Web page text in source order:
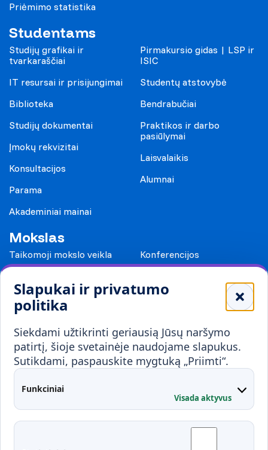
Slapukai ir privatumo
politika
Siekdami užtikrinti geriausią Jūsų naršymo
patirtį, šioje svetainėje naudojame slapukus.
Sutikdami, paspauskite mygtuką „Priimti“.
Funkciniai
Visada aktyvus
Priėmimo statistika
Studentams
Studijų grafikai ir
tvarkaraščiai
IT resursai ir prisijungimai
Biblioteka
Studijų dokumentai
Įmokų rekvizitai
Konsultacijos
Parama
Akademiniai mainai
Pirmakursio gidas | LSP ir
ISIC
Studentų atstovybė
Bendrabučiai
Praktikos ir darbo
pasiūlymai
Laisvalaikis
Alumnai
Mokslas
Taikomoji mokslo veikla
Konferencijos
Mokykloms
Visuomenei ir verslui
Mokymai ir konsultavimas
Partnerystės
Karjera
Kontaktai
Administracija
Fakultetai
Studentų atstovybė